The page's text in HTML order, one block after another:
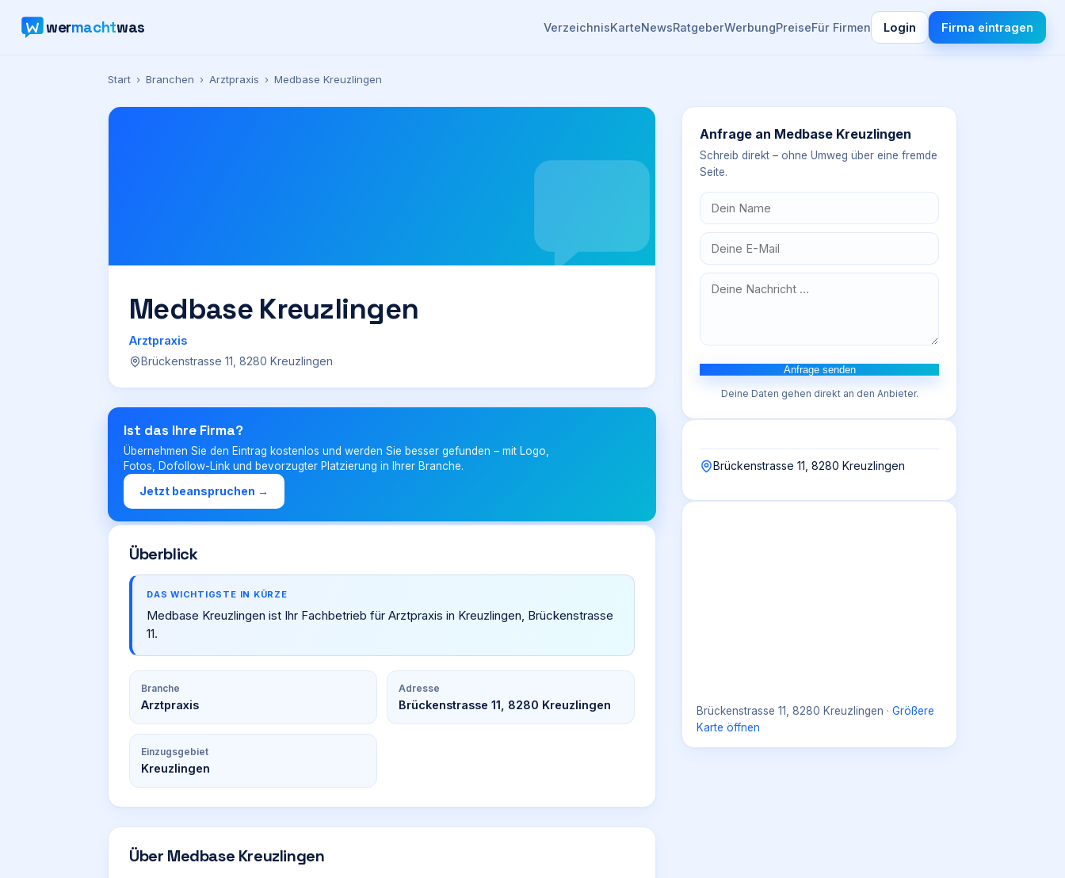
wermachtwas VerzeichnisKarteNewsRatgeberWerbungPreiseFür Firmen Login Firma eintragen
Start › Branchen › Arztpraxis › Medbase Kreuzlingen
Medbase Kreuzlingen
Arztpraxis
Brückenstrasse 11, 8280 Kreuzlingen
Ist das Ihre Firma?
Übernehmen Sie den Eintrag kostenlos und werden Sie besser gefunden – mit Logo,
Fotos, Dofollow-Link und bevorzugter Platzierung in Ihrer Branche.
Jetzt beanspruchen →
Überblick
DAS WICHTIGSTE IN KÜRZE
Medbase Kreuzlingen ist Ihr Fachbetrieb für Arztpraxis in Kreuzlingen, Brückenstrasse
11.
Branche
Arztpraxis
Adresse
Brückenstrasse 11, 8280 Kreuzlingen
Einzugsgebiet
Kreuzlingen
Über Medbase Kreuzlingen
Anfrage an Medbase Kreuzlingen
Schreib direkt – ohne Umweg über eine fremde
Seite.
Anfrage senden
Deine Daten gehen direkt an den Anbieter.
Brückenstrasse 11, 8280 Kreuzlingen
Brückenstrasse 11, 8280 Kreuzlingen · Größere
Karte öffnen